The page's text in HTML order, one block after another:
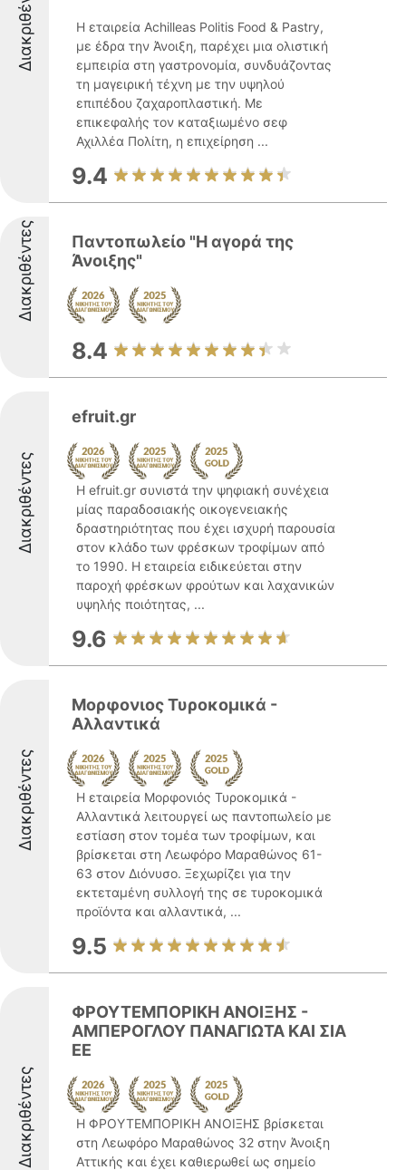
Η εταιρεία Achilleas Politis Food & Pastry,
με έδρα την Άνοιξη, παρέχει μια ολιστική
εμπειρία στη γαστρονομία, συνδυάζοντας
τη μαγειρική τέχνη με την υψηλού
επιπέδου ζαχαροπλαστική. Με
επικεφαλής τον καταξιωμένο σεφ
Αχιλλέα Πολίτη, η επιχείρηση ...
9.4
Διακριθέντες
Παντοπωλείο "Η αγορά της
Άνοιξης"
8.4
Διακριθέντες
efruit.gr
Η efruit.gr συνιστά την ψηφιακή συνέχεια
μίας παραδοσιακής οικογενειακής
δραστηριότητας που έχει ισχυρή παρουσία
στον κλάδο των φρέσκων τροφίμων από
το 1990. Η εταιρεία ειδικεύεται στην
παροχή φρέσκων φρούτων και λαχανικών
υψηλής ποιότητας, ...
9.6
Διακριθέντες
Μορφονιος Τυροκομικά -
Αλλαντικά
Η εταιρεία Μορφονιός Τυροκομικά -
Αλλαντικά λειτουργεί ως παντοπωλείο με
εστίαση στον τομέα των τροφίμων, και
βρίσκεται στη Λεωφόρο Μαραθώνος 61-
63 στον Διόνυσο. Ξεχωρίζει για την
εκτεταμένη συλλογή της σε τυροκομικά
προϊόντα και αλλαντικά, ...
9.5
Διακριθέντες
ΦΡΟΥΤΕΜΠΟΡΙΚΗ ΑΝΟΙΞΗΣ -
ΑΜΠΕΡΟΓΛΟΥ ΠΑΝΑΓΙΩΤΑ ΚΑΙ ΣΙΑ
ΕΕ
Η ΦΡΟΥΤΕΜΠΟΡΙΚΗ ΑΝΟΙΞΗΣ βρίσκεται
στη Λεωφόρο Μαραθώνος 32 στην Άνοιξη
Αττικής και έχει καθιερωθεί ως σημείο